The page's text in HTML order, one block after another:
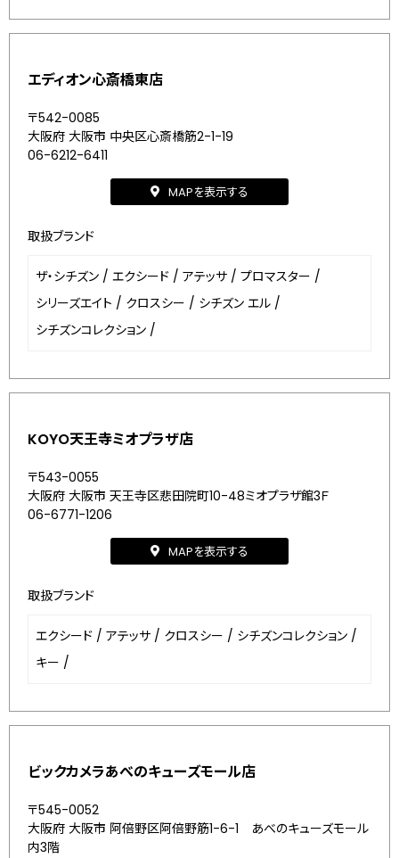
エディオン心斎橋東店
〒542-0085
大阪府 大阪市 中央区心斎橋筋2-1-19
06-6212-6411
MAPを表示する
取扱ブランド
ザ・シチズン / エクシード / アテッサ / プロマスター /
シリーズエイト / クロスシー / シチズン エル /
シチズンコレクション /
KOYO天王寺ミオプラザ店
〒543-0055
大阪府 大阪市 天王寺区悲田院町10-48ミオプラザ館3Ｆ
06-6771-1206
MAPを表示する
取扱ブランド
エクシード / アテッサ / クロスシー / シチズンコレクション /
キー /
ビックカメラあべのキューズモール店
〒545-0052
大阪府 大阪市 阿倍野区阿倍野筋1-6-1 あべのキューズモール
内3階